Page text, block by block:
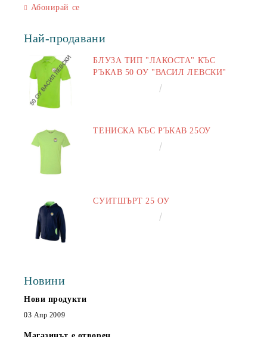
Абонирай се
Най-продавани
БЛУЗА ТИП "ЛАКОСТА" КЪС
РЪКАВ 50 ОУ "ВАСИЛ ЛЕВСКИ"
ТЕНИСКА КЪС РЪКАВ 25ОУ
СУИТШЪРТ 25 ОУ
Новини
Нови продукти
03 Апр 2009